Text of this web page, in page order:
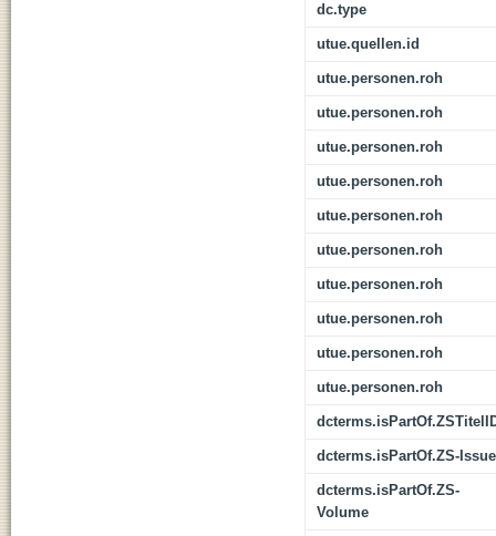
dc.type
utue.quellen.id
utue.personen.roh
utue.personen.roh
utue.personen.roh
utue.personen.roh
utue.personen.roh
utue.personen.roh
utue.personen.roh
utue.personen.roh
utue.personen.roh
utue.personen.roh
dcterms.isPartOf.ZS-Issue
dcterms.isPartOf.ZS-
Volume